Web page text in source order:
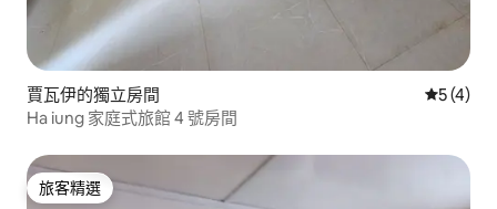
賈瓦伊的獨立房間 從 4 則評
5 (4)
Ha iung 家庭式旅館 4 號房間
旅客精選
旅客精選